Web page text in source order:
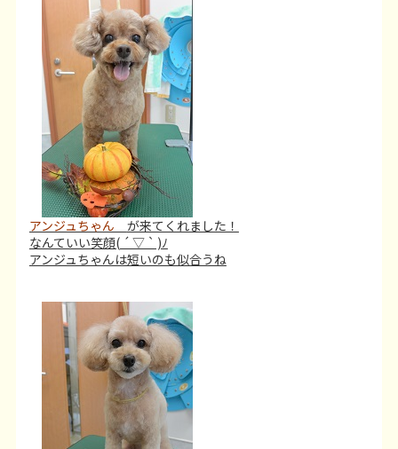
アンジュちゃん が来てくれました！
なんていい笑顔( ´ ▽ ` )ﾉ
アンジュちゃんは短いのも似合うね